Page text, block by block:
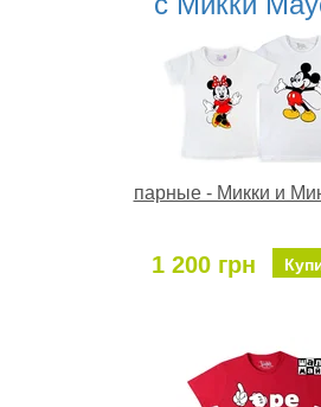
парные - Микки и
1 200 грн